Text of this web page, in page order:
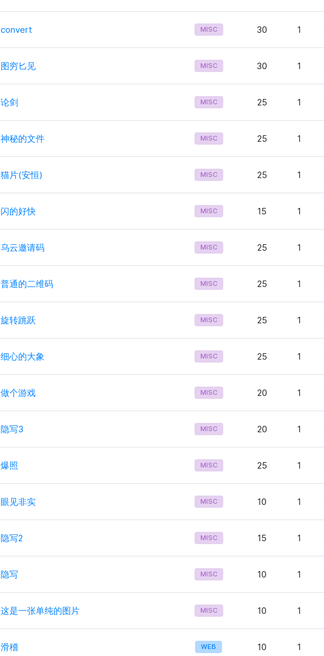
convert MISC 30 1
图穷匕见 MISC 30 1
论剑 MISC 25 1
神秘的文件 MISC 25 1
猫片(安恒) MISC 25 1
闪的好快 MISC 15 1
乌云邀请码 MISC 25 1
普通的二维码 MISC 25 1
旋转跳跃 MISC 25 1
细心的大象 MISC 25 1
做个游戏 MISC 20 1
隐写3 MISC 20 1
爆照 MISC 25 1
眼见非实 MISC 10 1
隐写2 MISC 15 1
隐写 MISC 10 1
这是一张单纯的图片 MISC 10 1
滑稽 WEB 10 1